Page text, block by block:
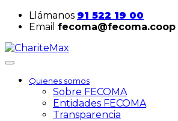
Llámanos 91 522 19 00
Email fecoma@fecoma.coop
Quienes somos
Sobre FECOMA
Entidades FECOMA
Transparencia